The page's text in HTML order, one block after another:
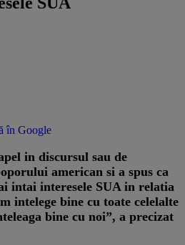
în Google
in discursul sau de
american si a spus ca
intai interesele SUA in relatia
intelege bine cu toate celelalte
bine cu noi”, a precizat